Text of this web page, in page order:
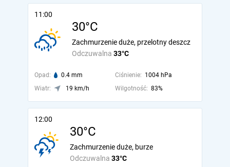
11:00
30°C
Odczuwalna 33°C
Zachmurzenie duże, przelotny deszcz
Opad: 0.4 mm Ciśnienie: 1004 hPa
Wiatr:
19 km/h Wilgotność: 83%
12:00
30°C
Odczuwalna 33°C
Zachmurzenie duże, burze